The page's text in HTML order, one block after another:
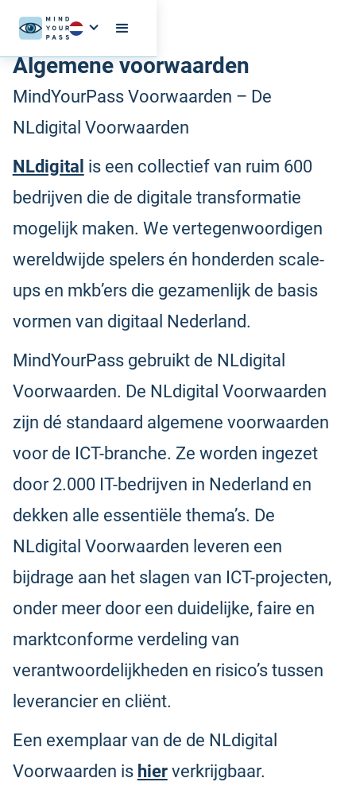
Algemene voorwaarden
MindYourPass Voorwaarden – De
NLdigital Voorwaarden
NLdigital is een collectief van ruim 600
bedrijven die de digitale transformatie
mogelijk maken. We vertegenwoordigen
wereldwijde spelers én honderden scale-
ups en mkb’ers die gezamenlijk de basis
vormen van digitaal Nederland.
MindYourPass gebruikt de NLdigital
Voorwaarden. De NLdigital Voorwaarden
zijn dé standaard algemene voorwaarden
voor de ICT-branche. Ze worden ingezet
door 2.000 IT-bedrijven in Nederland en
dekken alle essentiële thema’s. De
NLdigital Voorwaarden leveren een
bijdrage aan het slagen van ICT-projecten,
onder meer door een duidelijke, faire en
marktconforme verdeling van
verantwoordelijkheden en risico’s tussen
leverancier en cliënt.
Een exemplaar van de de NLdigital
Voorwaarden is hierverkrijgbaar.